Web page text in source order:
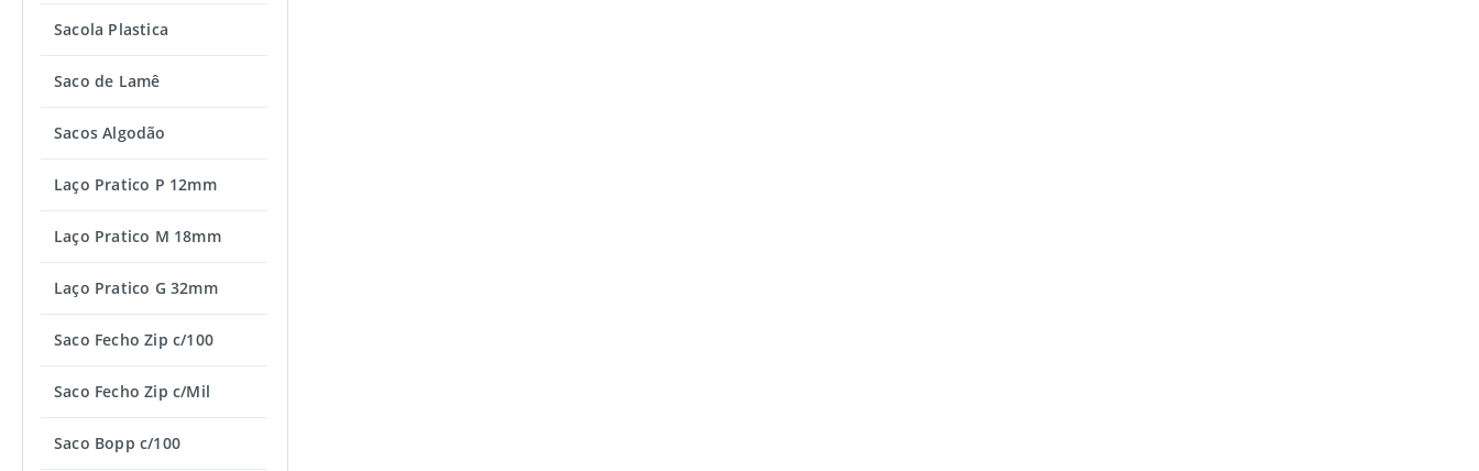
Sacola Plastica
Saco de Lamê
Sacos Algodão
Laço Pratico P 12mm
Laço Pratico M 18mm
Laço Pratico G 32mm
Saco Fecho Zip c/100
Saco Fecho Zip c/Mil
Saco Bopp c/100